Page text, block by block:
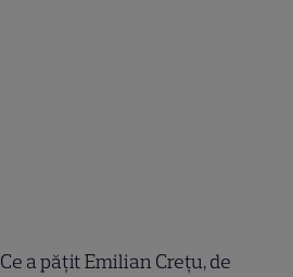
Ce a pățit Emilian Crețu, de